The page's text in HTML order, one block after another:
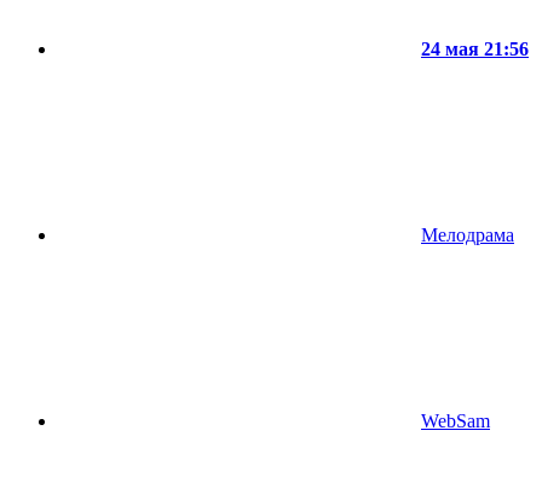
24 мая 21:56
Мелодрама
WebSam